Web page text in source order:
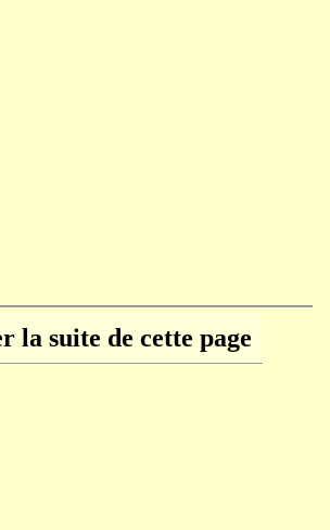
la suite de cette page